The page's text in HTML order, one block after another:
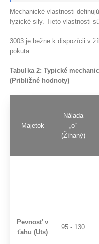
Mechanické vlastnosti
fyzické sily. Tieto vlastnosti
3003 je bežne k dispozícii v
pokuta.
Tabuľka 2: Typické
(Približné hodnoty)
Majetok
Nálada
„o“
(Žíhaný)
Pevnosť v
ťahu (Uts)
95 - 130